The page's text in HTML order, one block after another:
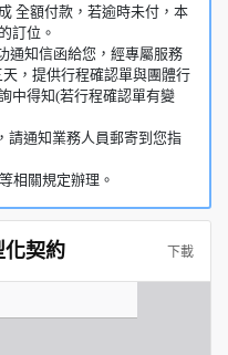
全額付款，若逾時未付，本
訂位。
通知信函給您，經專屬服務
，提供行程確認單與團體行
中得知(若行程確認單有變
請通知業務人員郵寄到您指
相關規定辦理。
化契約 下載